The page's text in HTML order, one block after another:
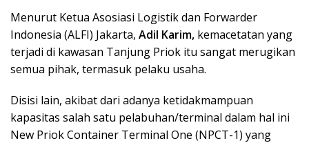
Menurut Ketua Asosiasi Logistik dan Forwarder
Indonesia (ALFI) Jakarta, Adil Karim, kemacetatan yang
terjadi di kawasan Tanjung Priok itu sangat merugikan
semua pihak, termasuk pelaku usaha.
Disisi lain, akibat dari adanya ketidakmampuan
kapasitas salah satu pelabuhan/terminal dalam hal ini
New Priok Container Terminal One (NPCT-1) yang